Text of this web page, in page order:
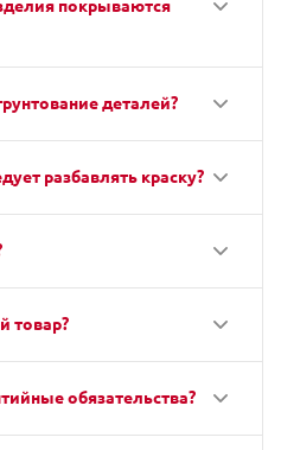
покрываются
деталей?
разбавлять краску?
товар?
обязательства?